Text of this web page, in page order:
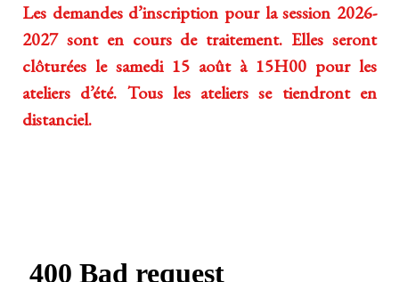
Les demandes d’inscription pour la session 2026-
2027 sont en cours de traitement. Elles seront
clôturées le samedi 15 août à 15H00 pour les
ateliers d’été. Tous les ateliers se tiendront en
distanciel.